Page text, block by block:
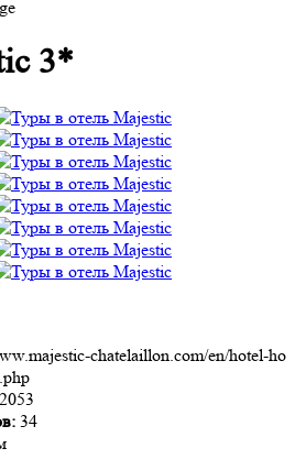
3*
chatelaillon.com/en/hotel-ho
34